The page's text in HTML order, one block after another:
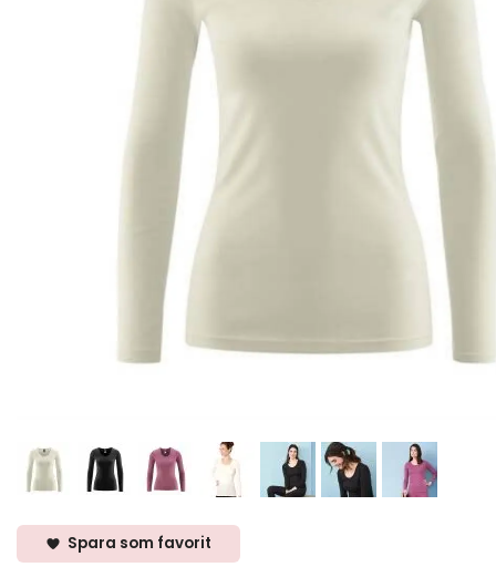
Spara som favorit